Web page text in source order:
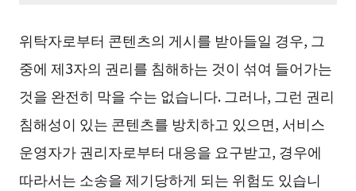
위탁자로부터 콘텐츠의 게시를 받아들일 경우, 그
중에 제3자의 권리를 침해하는 것이 섞여 들어가는
것을 완전히 막을 수는 없습니다. 그러나, 그런 권리
침해성이 있는 콘텐츠를 방치하고 있으면, 서비스
운영자가 권리자로부터 대응을 요구받고, 경우에
따라서는 소송을 제기당하게 되는 위험도 있습니